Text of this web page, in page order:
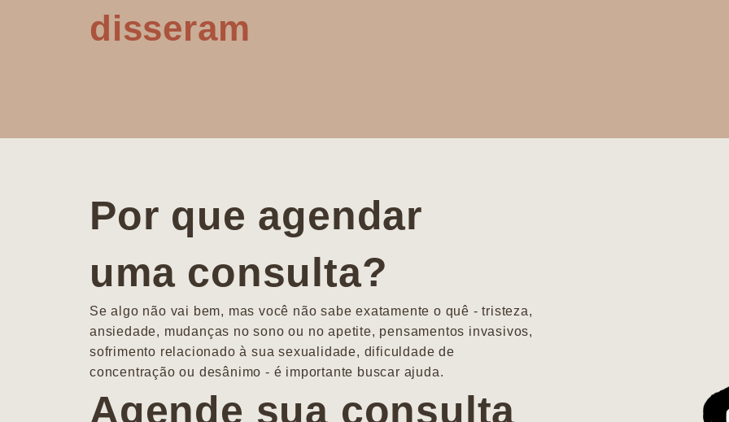
disseram
Por que agendar
uma consulta?
Se algo não vai bem, mas você não sabe exatamente o quê - tristeza,
ansiedade, mudanças no sono ou no apetite, pensamentos invasivos,
sofrimento relacionado à sua sexualidade, dificuldade de
concentração ou desânimo - é importante buscar ajuda.
Agende sua consulta